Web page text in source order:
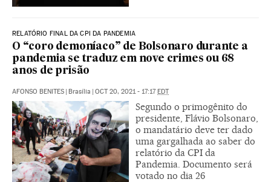
RELATÓRIO FINAL DA CPI DA PANDEMIA
O “coro demoníaco” de Bolsonaro durante a
pandemia se traduz em nove crimes ou 68
anos de prisão
AFONSO BENITES | Brasília | OCT 20, 2021 - 17:17EDT
Segundo o primogênito do
presidente, Flávio Bolsonaro,
o mandatário deve ter dado
uma gargalhada ao saber do
relatório da CPI da
Pandemia. Documento será
votado no dia 26